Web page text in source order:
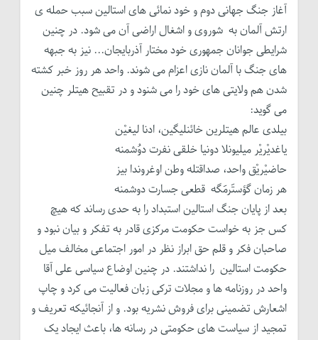
آغاز جنگ جهانی دوم و خود نمائی های استالین سبب حمله ی
ارتش آلمان به شوروی و اشغال اراضی آن می شود. در چنین
شرایطی جوانان جمهوری خود مختار آذربایجان... نیز به جبهه
های جنگ با آلمان نازی اعزام می شوند. واحد هر روز خبر کشته
شدن هم ولایتی های خود را می شنود و در تقبیح هیتلر چنین
می گوید:
بیلدی عالم هیتلرین خائنلیگین، ادنا لیغیْن
یاغدیْریْر میلیونلا دونیا خلقی نفرت دوُشمنه
حاضیْریْق واحد، صداقتله وطن اوغروندا بیز
هر زمان گؤستَرمَگه قطعی جسارت دوشمنه
بعد از پایان جنگ استالین استبداد را به حدی رساند که هیچ
کس جز به خواست حکومت مرکزی قادر به تفکر و بیان نبود و
صاحبان فکر و قلم حق ابراز نظر در امور اجتماعی مخالف میل
حکومت استالین را نداشتند. در چنین اوضاع سیاسی علی آقا
واحد در روزنامه ها و مجلات ترکی زبان فعالیت می کرد و چاپ
اشعارش تضمینی برای فروش نشریه بود. و از آنجائیکه تعریف و
تمجید از سیاست های حکومتی در رسانه ها، باعث ایجاد یک